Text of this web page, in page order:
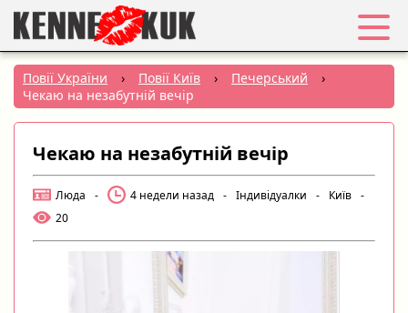
Обране
Вхід
Реєстрація
Міста:
РУС
Створити оголошення
Повії України › Повії Київ › Печерський
›
Чекаю на незабутній вечір
Чекаю на незабутній вечір
Люда - 4 недели назад - Індивідуалки - Київ -
20